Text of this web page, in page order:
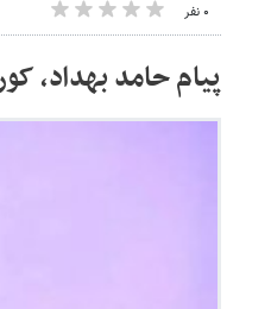
۰ نفر
پیام حامد بهداد،